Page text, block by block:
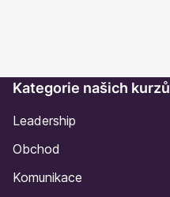
Kategorie našich kurzů
Leadership
Obchod
Komunikace